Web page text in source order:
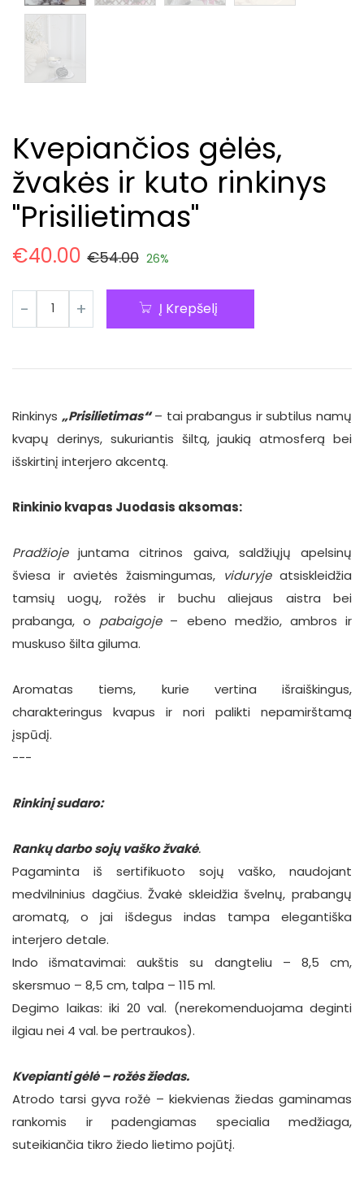
Kvepiančios gėlės,
žvakės ir kuto rinkinys
"Prisilietimas"
€40.00 €54.00 26%
Į Krepšelį
Rinkinys „Prisilietimas“– tai prabangus ir subtilus namų
kvapų derinys, sukuriantis šiltą, jaukią atmosferą bei
išskirtinį interjero akcentą.
Rinkinio kvapas Juodasis aksomas:
Pradžiojejuntama citrinos gaiva, saldžiųjų apelsinų
šviesa ir avietės žaismingumas, viduryjeatsiskleidžia
tamsių uogų, rožės ir buchu aliejaus aistra bei
prabanga, o pabaigoje– ebeno medžio, ambros ir
muskuso šilta giluma.
Aromatas tiems, kurie vertina išraiškingus,
charakteringus kvapus ir nori palikti nepamirštamą
įspūdį.
---
Rinkinį sudaro:
Rankų darbo sojų vaško žvakė.
Pagaminta iš sertifikuoto sojų vaško, naudojant
medvilninius dagčius. Žvakė skleidžia švelnų, prabangų
aromatą, o jai išdegus indas tampa elegantiška
interjero detale.
Indo išmatavimai: aukštis su dangteliu – 8,5 cm,
skersmuo – 8,5 cm, talpa – 115 ml.
Degimo laikas: iki 20 val. (nerekomenduojama deginti
ilgiau nei 4 val. be pertraukos).
Kvepianti gėlė – rožės žiedas.
Atrodo tarsi gyva rožė – kiekvienas žiedas gaminamas
rankomis ir padengiamas specialia medžiaga,
suteikiančia tikro žiedo lietimo pojūtį.